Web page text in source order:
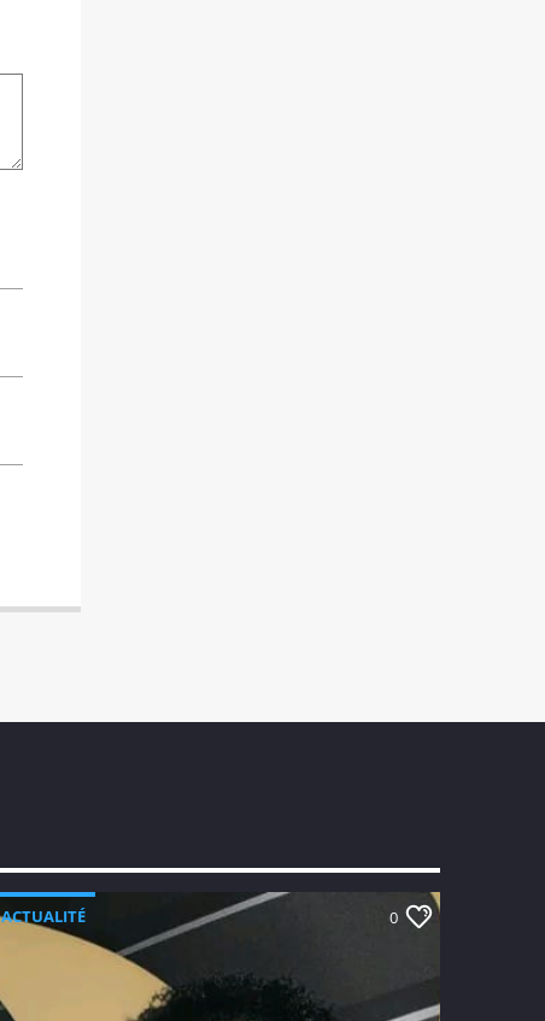
ACTUALITÉ 0